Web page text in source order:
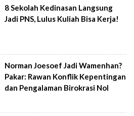
8 Sekolah Kedinasan Langsung
Jadi PNS, Lulus Kuliah Bisa Kerja!
Norman Joesoef Jadi Wamenhan?
Pakar: Rawan Konflik Kepentingan
dan Pengalaman Birokrasi Nol